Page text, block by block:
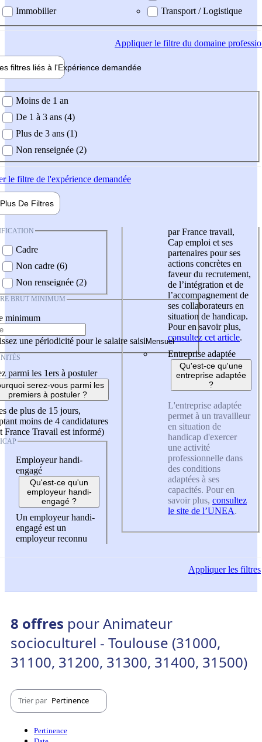
Immobilier
Transport / Logistique
Appliquerle filtre du domaine
filtres liés à l'Expérience demandée
demandée
Moins de 1 an
De 1 à 3 ans (4)
Plus de 3 ans (1)
Non renseignée (2)
le filtre de l'expérience demandée
Plus De Filtres
Cadre
Non cadre (6)
Non renseignée (2)
BRUT MINIMUM
minimum
une périodicité pour le salaire saisi
parmi les 1ers à postuler
serez-vous parmi les
premiers à postuler ?
de plus de 15 jours,
moins de 4 candidatures
France Travail est informé)
Employeur handi-
engagé
Qu'est-ce qu'un
employeur handi-
engagé ?
Un employeur handi-
engagé est un
employeur reconnu
par France travail,
Cap emploi et ses
partenaires pour ses
actions concrètes en
faveur du recrutement,
de l’intégration et de
l’accompagnement de
ses collaborateurs en
situation de handicap.
Pour en savoir plus,
consultez cet article.
Entreprise adaptée
Qu'est-ce qu'une
entreprise adaptée
?
L'entreprise adaptée
permet à un travailleur
en situation de
handicap d'exercer
une activité
professionnelle dans
des conditions
adaptées à ses
capacités. Pour en
savoir plus, consultez
le site de l’UNEA.
Appliquerles filtres
8 offres pour Animateur
socioculturel - Toulouse (31000,
31100, 31200, 31300, 31400, 31500)
Trier par Pertinence
Pertinence